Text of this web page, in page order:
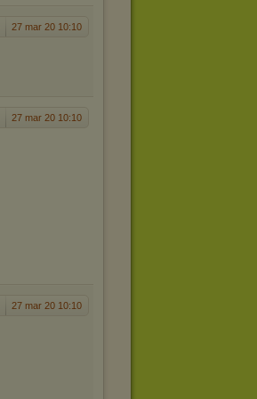
27 mar 20 10:10
27 mar 20 10:10
27 mar 20 10:10